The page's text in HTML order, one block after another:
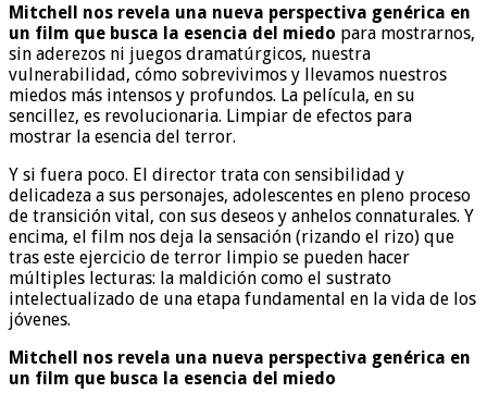
Mitchell nos revela una nueva perspectiva genérica en
un film que busca la esencia del miedo para mostrarnos,
sin aderezos ni juegos dramatúrgicos, nuestra
vulnerabilidad, cómo sobrevivimos y llevamos nuestros
miedos más intensos y profundos. La película, en su
sencillez, es revolucionaria. Limpiar de efectos para
mostrar la esencia del terror.
Y si fuera poco. El director trata con sensibilidad y
delicadeza a sus personajes, adolescentes en pleno proceso
de transición vital, con sus deseos y anhelos connaturales. Y
encima, el film nos deja la sensación (rizando el rizo) que
tras este ejercicio de terror limpio se pueden hacer
múltiples lecturas: la maldición como el sustrato
intelectualizado de una etapa fundamental en la vida de los
jóvenes.
Mitchell nos revela una nueva perspectiva genérica en
un film que busca la esencia del miedo